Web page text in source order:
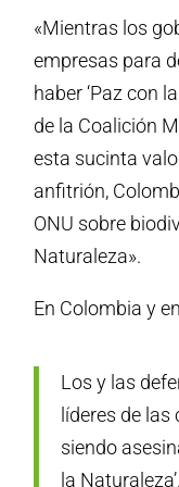
«Mientras los
empresas para
haber ‘Paz con
de la Coalición
esta sucinta
anfitrión,
ONU sobre
Naturaleza».
En Colombia y
Los y las
líderes de
siendo
la